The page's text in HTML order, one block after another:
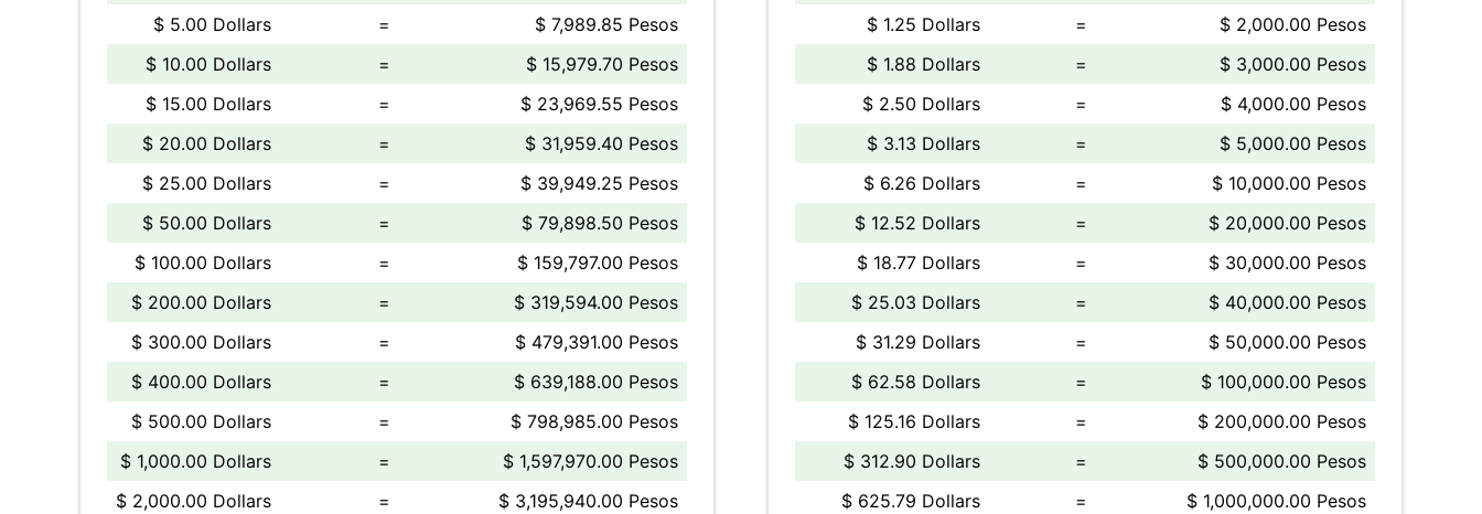
$ 5.00 Dollars
=
$ 7,989.85 Pesos
$ 10.00 Dollars
=
$ 15,979.70 Pesos
$ 15.00 Dollars
=
$ 23,969.55 Pesos
$ 20.00 Dollars
=
$ 31,959.40 Pesos
$ 25.00 Dollars
=
$ 39,949.25 Pesos
$ 50.00 Dollars
=
$ 79,898.50 Pesos
$ 100.00 Dollars
=
$ 159,797.00 Pesos
$ 200.00 Dollars
=
$ 319,594.00 Pesos
$ 300.00 Dollars
=
$ 479,391.00 Pesos
$ 400.00 Dollars
=
$ 639,188.00 Pesos
$ 500.00 Dollars
=
$ 798,985.00 Pesos
$ 1,000.00 Dollars
=
$ 1,597,970.00 Pesos
$ 2,000.00 Dollars
= $ 3,195,940.00 Pesos
$ 1.25 Dollars
=
$ 2,000.00 Pesos
$ 1.88 Dollars
=
$ 3,000.00 Pesos
$ 2.50 Dollars
=
$ 4,000.00 Pesos
$ 3.13 Dollars
=
$ 5,000.00 Pesos
$ 6.26 Dollars
=
$ 10,000.00 Pesos
$ 12.52 Dollars
=
$ 20,000.00 Pesos
$ 18.77 Dollars
=
$ 30,000.00 Pesos
$ 25.03 Dollars
=
$ 40,000.00 Pesos
$ 31.29 Dollars
=
$ 50,000.00 Pesos
$ 62.58 Dollars
=
$ 100,000.00 Pesos
$ 125.16 Dollars
=
$ 200,000.00 Pesos
$ 312.90 Dollars
=
$ 500,000.00 Pesos
$ 625.79 Dollars
= $ 1,000,000.00 Pesos